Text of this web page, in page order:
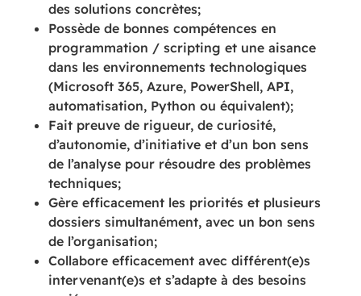
des solutions concrètes;
Possède de bonnes compétences en
programmation / scripting et une aisance
dans les environnements technologiques
(Microsoft 365, Azure, PowerShell, API,
automatisation, Python ou équivalent);
Fait preuve de rigueur, de curiosité,
d’autonomie, d’initiative et d’un bon sens
de l’analyse pour résoudre des problèmes
techniques;
Gère efficacement les priorités et plusieurs
dossiers simultanément, avec un bon sens
de l’organisation;
Collabore efficacement avec différent(e)s
intervenant(e)s et s’adapte à des besoins